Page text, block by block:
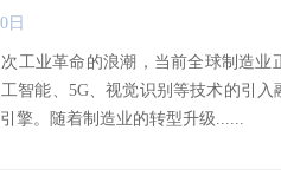
日
工业革命的浪潮，当前全球制造
智能、5G、视觉识别等技术的引
擎。随着制造业的转型升级......